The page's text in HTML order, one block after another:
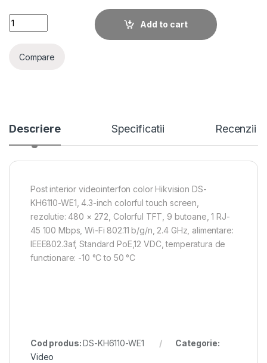
Post interior videointerfon color Hikvision DS-KH6110-
Add to cart
Compare
Descriere Specificatii Recenzii
Post interior videointerfon color Hikvision DS-
KH6110-WE1, 4.3-inch colorful touch screen,
rezolutie: 480 × 272, Colorful TFT, 9 butoane, 1 RJ-
45 100 Mbps, Wi-Fi 802.11 b/g/n, 2.4 GHz, alimentare:
IEEE802.3af, Standard PoE,12 VDC, temperatura de
functionare: -10 °C to 50 °C
Cod produs:DS-KH6110-WE1
Categorie:
Video